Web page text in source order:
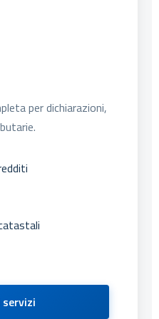
per dichiarazioni,
servizi